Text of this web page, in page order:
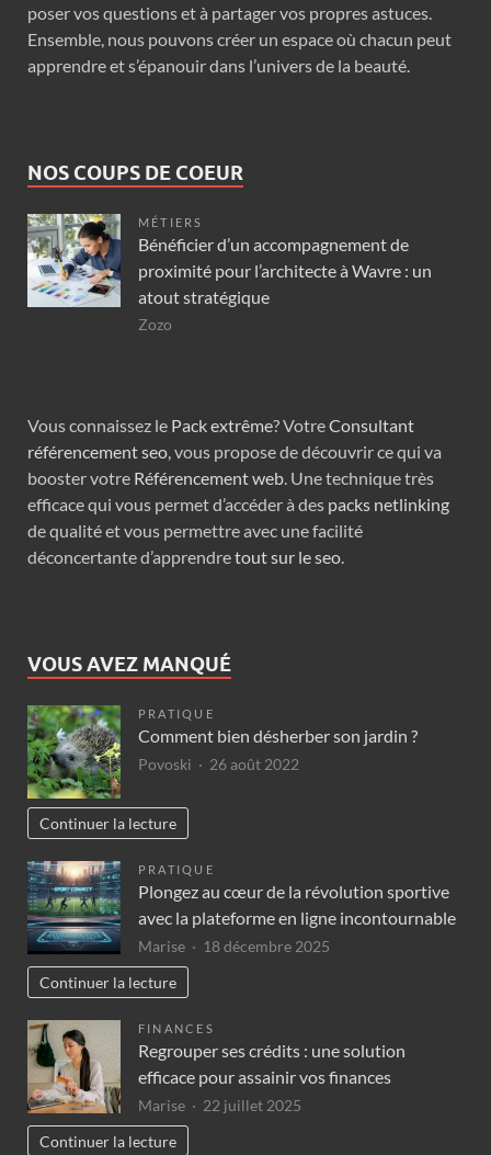
poser vos questions et à partager vos propres astuces.
Ensemble, nous pouvons créer un espace où chacun peut
apprendre et s’épanouir dans l’univers de la beauté.
NOS COUPS DE COEUR
MÉTIERS
Bénéficier d’un accompagnement de
proximité pour l’architecte à Wavre : un
atout stratégique
Zozo
Vous connaissez le Pack extrême? VotreConsultant
référencement seo, vous propose de découvrir ce qui va
booster votre Référencement web. Une technique très
efficace qui vous permet d’accéder à des packs netlinking
de qualité et vous permettre avec une facilité
déconcertante d’apprendretout sur le seo.
VOUS AVEZ MANQUÉ
PRATIQUE
Comment bien désherber son jardin ?
Povoski 26 août 2022
Continuer la lecture
PRATIQUE
Plongez au cœur de la révolution sportive
avec la plateforme en ligne incontournable
Marise
18 décembre 2025
Continuer la lecture
FINANCES
Regrouper ses crédits : une solution
efficace pour assainir vos finances
Marise
22 juillet 2025
Continuer la lecture